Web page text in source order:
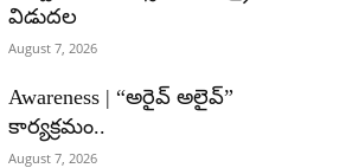
విడుదల
August 7, 2026
Awareness | “అరైవ్ అలైవ్”
కార్యక్రమం..
August 7, 2026